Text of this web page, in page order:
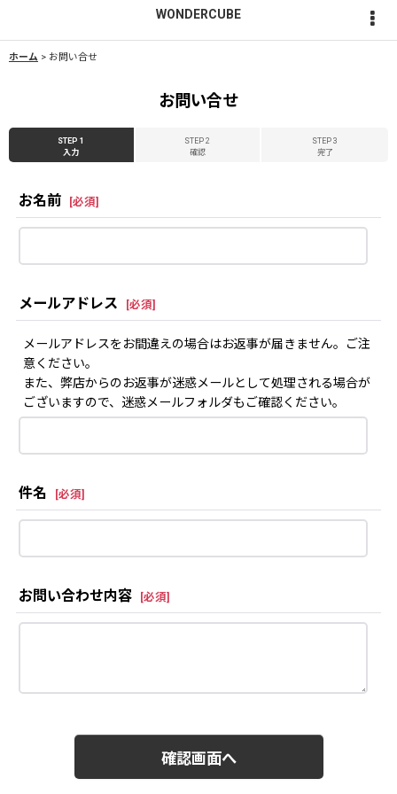
WONDERCUBE
ホーム > お問い合せ
お問い合せ
STEP 1
入力
STEP 2
確認
STEP 3
完了
お名前 [必須]
メールアドレス [必須]
メールアドレスをお間違えの場合はお返事が届きません。ご注
意ください。
また、弊店からのお返事が迷惑メールとして処理される場合が
ございますので、迷惑メールフォルダもご確認ください。
件名 [必須]
お問い合わせ内容 [必須]
確認画面へ